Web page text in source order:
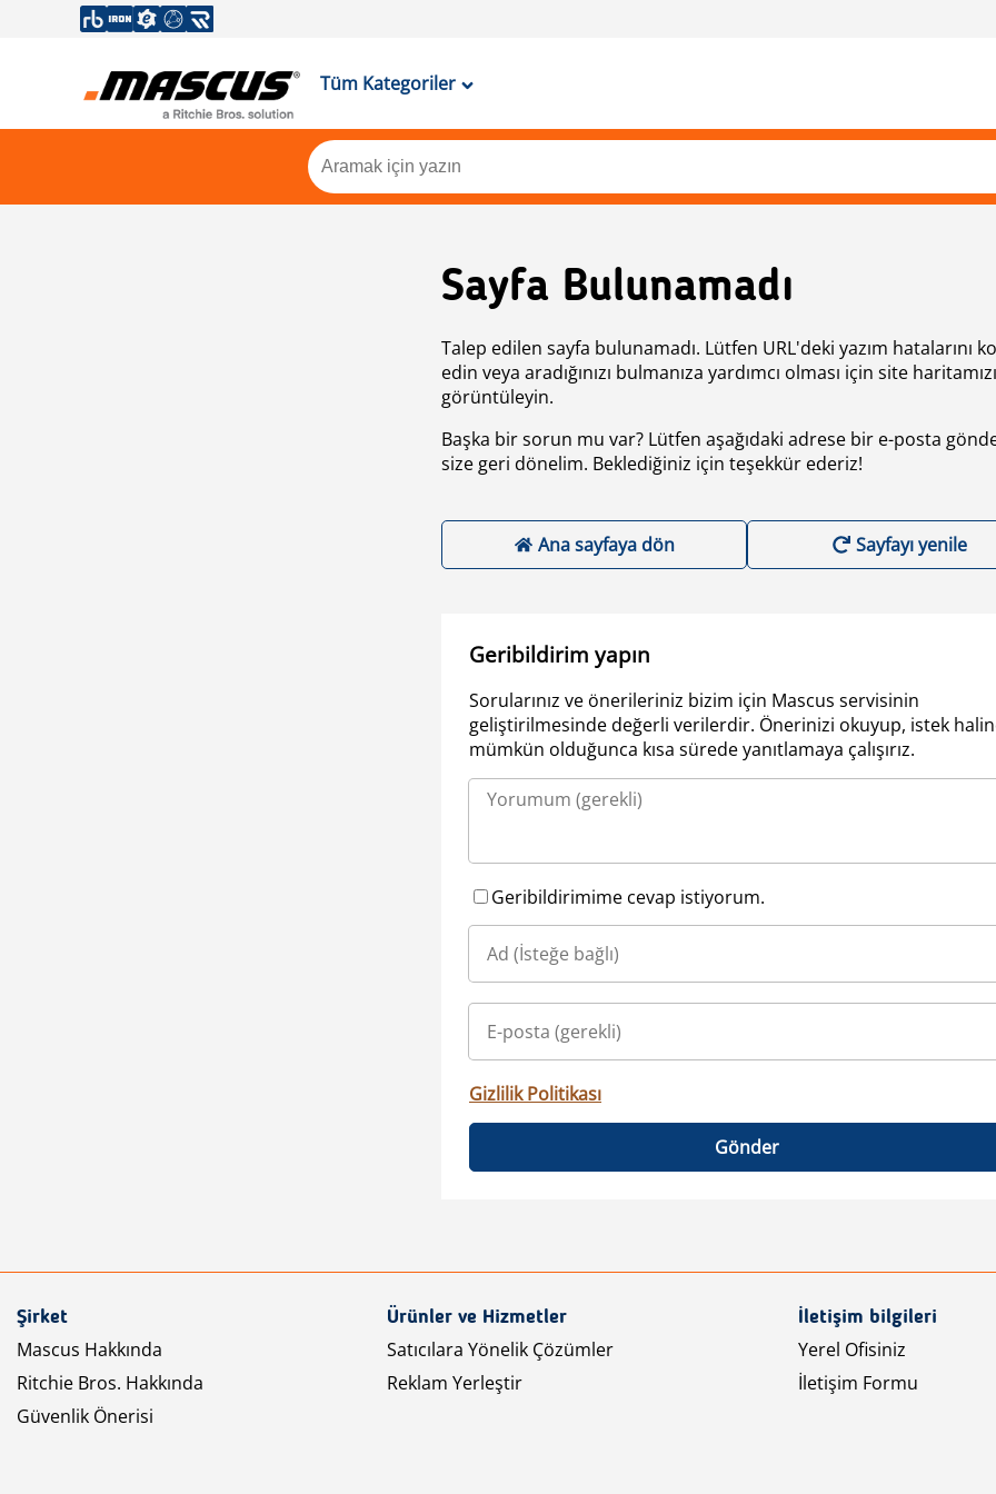
Tüm Kategoriler
Sayfa Bulunamadı
Talep edilen sayfa bulunamadı. Lütfen URL'deki yazım hatalarını
edin veya aradığınızı bulmanıza yardımcı olması için site haritamızı
görüntüleyin.
Başka bir sorun mu var? Lütfen aşağıdaki adrese bir e-posta
size geri dönelim. Beklediğiniz için teşekkür ederiz!
Ana sayfaya dön Sayfayı yenile
Geribildirim yapın
Sorularınız ve önerileriniz bizim için Mascus servisinin
geliştirilmesinde değerli verilerdir. Önerinizi okuyup, istek
mümkün olduğunca kısa sürede yanıtlamaya çalışırız.
Geribildirimime cevap istiyorum.
Gizlilik Politikası
Gönder
Şirket
Mascus Hakkında
Ritchie Bros. Hakkında
Güvenlik Önerisi
Ürünler ve Hizmetler
Satıcılara Yönelik Çözümler
Reklam Yerleştir
İletişim bilgileri
Yerel Ofisiniz
İletişim Formu